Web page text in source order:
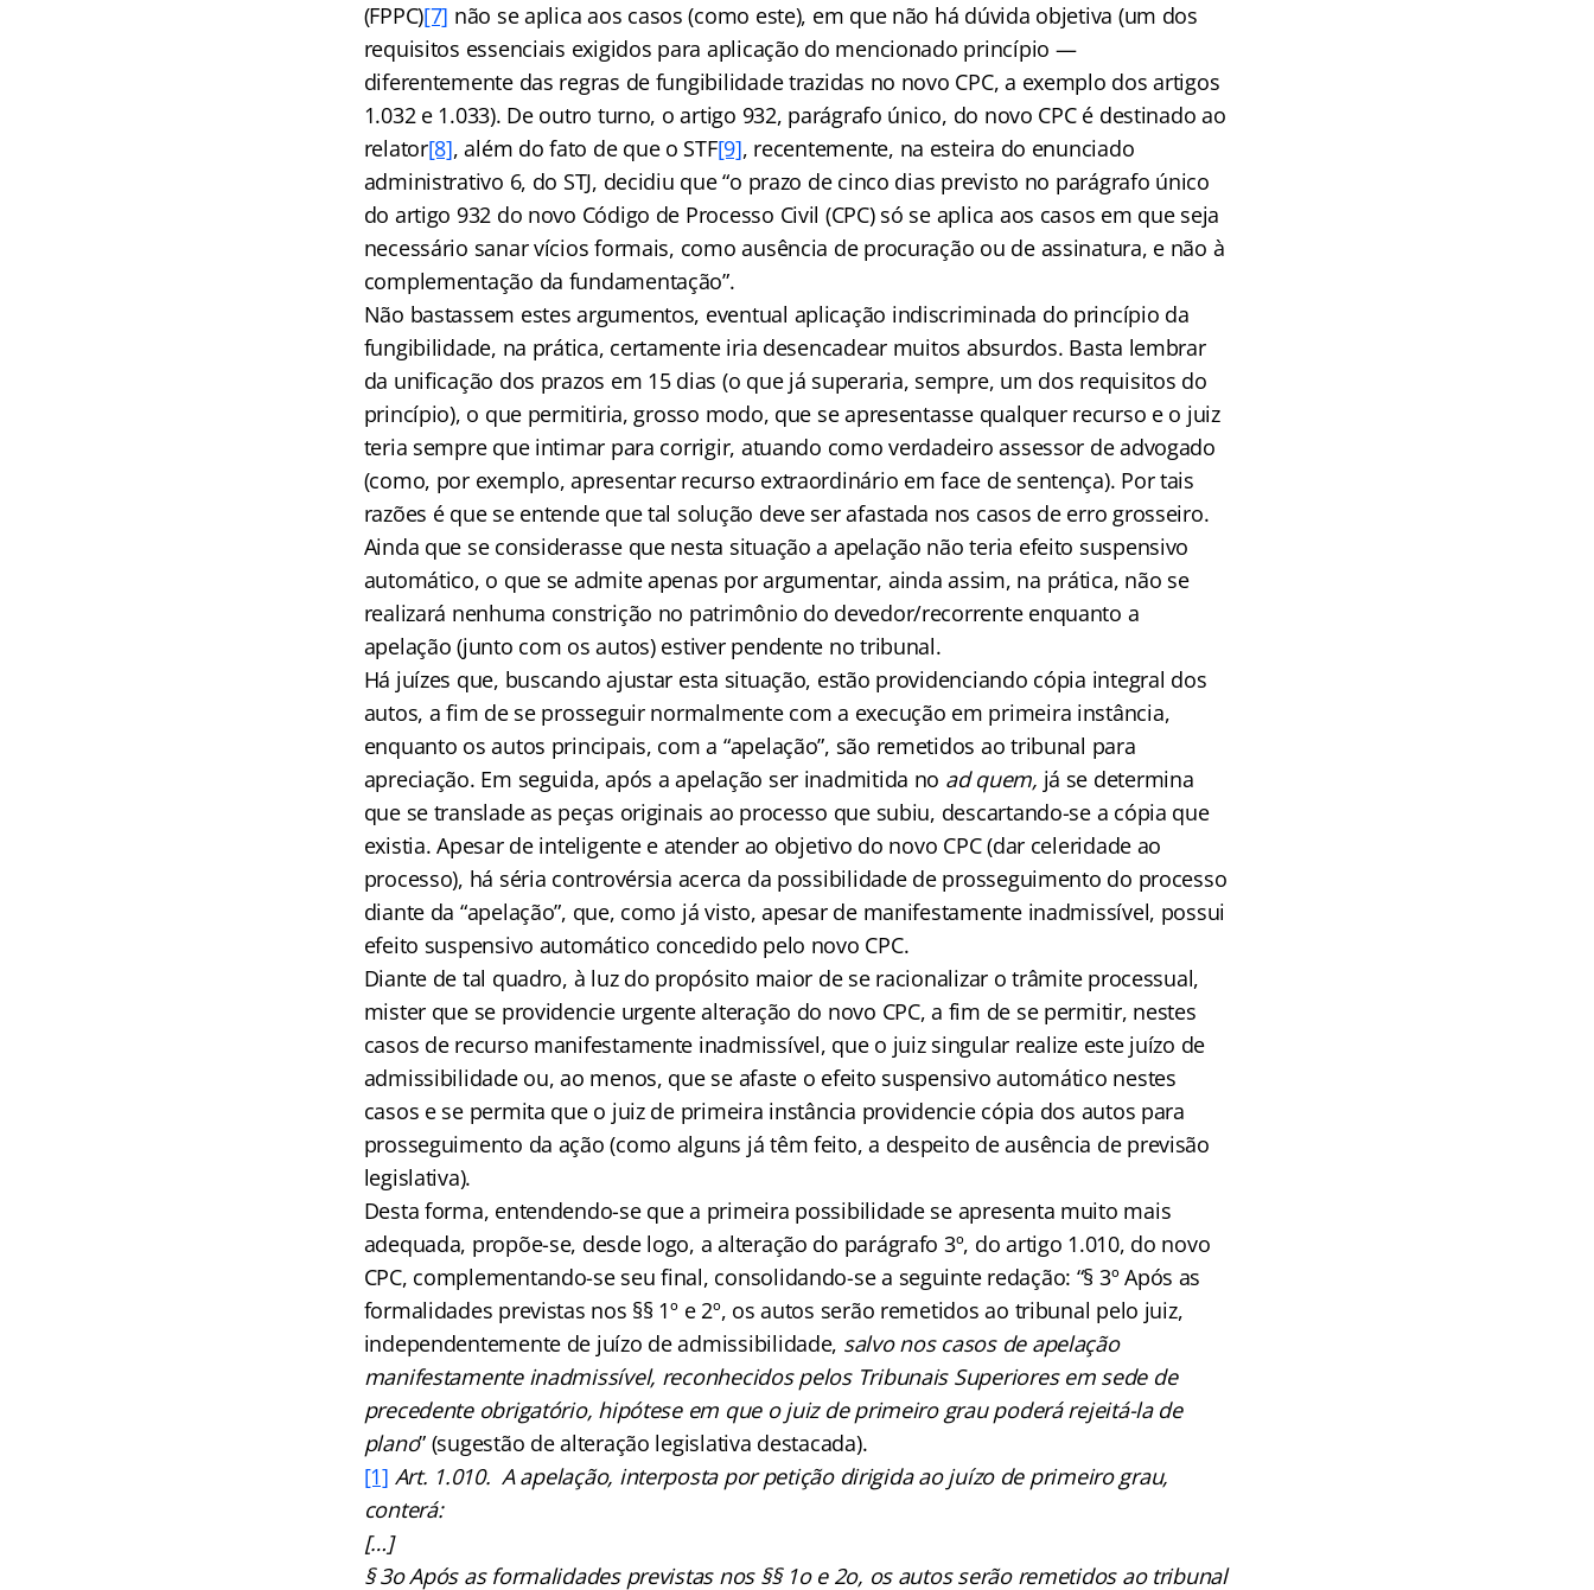
(FPPC)[7] não se aplica aos casos (como este), em que não há dúvida objetiva (um dos
requisitos essenciais exigidos para aplicação do mencionado princípio —
diferentemente das regras de fungibilidade trazidas no novo CPC, a exemplo dos artigos
1.032 e 1.033). De outro turno, o artigo 932, parágrafo único, do novo CPC é destinado ao
relator[8], além do fato de que o STF[9], recentemente, na esteira do enunciado
administrativo 6, do STJ, decidiu que “o prazo de cinco dias previsto no parágrafo único
do artigo 932 do novo Código de Processo Civil (CPC) só se aplica aos casos em que seja
necessário sanar vícios formais, como ausência de procuração ou de assinatura, e não à
complementação da fundamentação”.
Não bastassem estes argumentos, eventual aplicação indiscriminada do princípio da
fungibilidade, na prática, certamente iria desencadear muitos absurdos. Basta lembrar
da unificação dos prazos em 15 dias (o que já superaria, sempre, um dos requisitos do
princípio), o que permitiria, grosso modo, que se apresentasse qualquer recurso e o juiz
teria sempre que intimar para corrigir, atuando como verdadeiro assessor de advogado
(como, por exemplo, apresentar recurso extraordinário em face de sentença). Por tais
razões é que se entende que tal solução deve ser afastada nos casos de erro grosseiro.
Ainda que se considerasse que nesta situação a apelação não teria efeito suspensivo
automático, o que se admite apenas por argumentar, ainda assim, na prática, não se
realizará nenhuma constrição no patrimônio do devedor/recorrente enquanto a
apelação (junto com os autos) estiver pendente no tribunal.
Há juízes que, buscando ajustar esta situação, estão providenciando cópia integral dos
autos, a fim de se prosseguir normalmente com a execução em primeira instância,
enquanto os autos principais, com a “apelação”, são remetidos ao tribunal para
apreciação. Em seguida, após a apelação ser inadmitida no ad quem, já se determina
que se translade as peças originais ao processo que subiu, descartando-se a cópia que
existia. Apesar de inteligente e atender ao objetivo do novo CPC (dar celeridade ao
processo), há séria controvérsia acerca da possibilidade de prosseguimento do processo
diante da “apelação”, que, como já visto, apesar de manifestamente inadmissível, possui
efeito suspensivo automático concedido pelo novo CPC.
Diante de tal quadro, à luz do propósito maior de se racionalizar o trâmite processual,
mister que se providencie urgente alteração do novo CPC, a fim de se permitir, nestes
casos de recurso manifestamente inadmissível, que o juiz singular realize este juízo de
admissibilidade ou, ao menos, que se afaste o efeito suspensivo automático nestes
casos e se permita que o juiz de primeira instância providencie cópia dos autos para
prosseguimento da ação (como alguns já têm feito, a despeito de ausência de previsão
legislativa).
Desta forma, entendendo-se que a primeira possibilidade se apresenta muito mais
adequada, propõe-se, desde logo, a alteração do parágrafo 3º, do artigo 1.010, do novo
CPC, complementando-se seu final, consolidando-se a seguinte redação: “§ 3º Após as
formalidades previstas nos §§ 1º e 2º, os autos serão remetidos ao tribunal pelo juiz,
independentemente de juízo de admissibilidade, salvo nos casos de apelação
manifestamente inadmissível, reconhecidos pelos Tribunais Superiores em sede de
precedente obrigatório, hipótese em que o juiz de primeiro grau poderá rejeitá-la de
plano” (sugestão de alteração legislativa destacada).
[1] Art. 1.010. A apelação, interposta por petição dirigida ao juízo de primeiro grau,
conterá:
[…]
§ 3o Após as formalidades previstas nos §§ 1o e 2o, os autos serão remetidos ao tribunal